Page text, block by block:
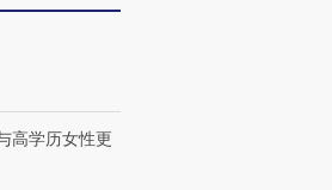
【商旅对话】华住集团
高学历女性更